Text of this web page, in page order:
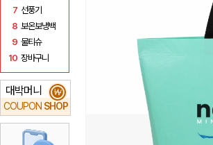
7 선풍기
8 보온보냉백
9 물티슈
10 장바구니
대박머니
COUPON SHOP
₩